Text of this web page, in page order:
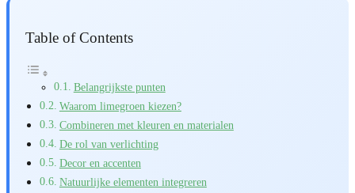
Table of Contents
Belangrijkste punten
Waarom limegroen kiezen?
Combineren met kleuren en materialen
De rol van verlichting
Decor en accenten
Natuurlijke elementen integreren